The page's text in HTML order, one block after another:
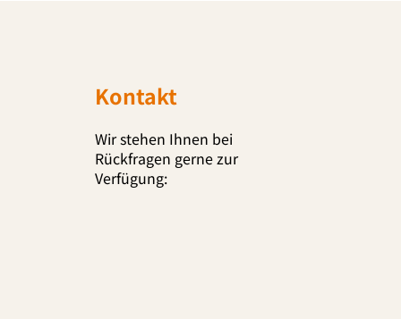
Kontakt
Wir ste­hen Ihnen bei
Rückfragen ger­ne zur
Verfügung: